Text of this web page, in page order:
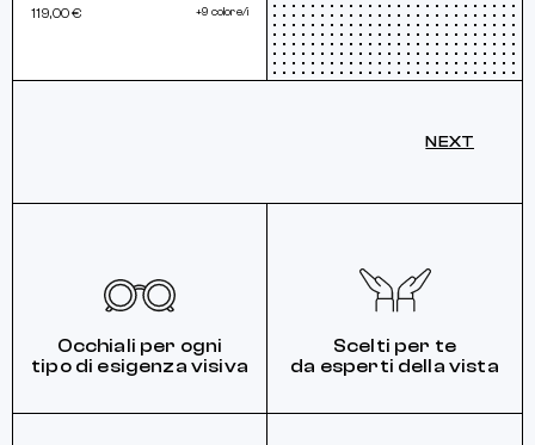
119,00 €
+9 colore/i
NEXT
Occhiali per ogni
tipo di esigenza visiva
Scelti per te
da esperti della vista